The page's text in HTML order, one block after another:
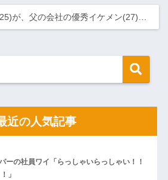
が、父の会社の優秀イケメン(27)…
近の人気記事
ーの社員ワイ「らっしゃいらっしゃい！！
」